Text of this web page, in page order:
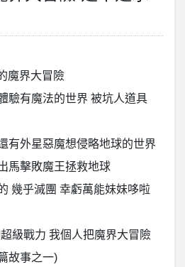
魔界大冒險
驗有魔法的世界 被坑人道具
有外星惡魔想侵略地球的世界
馬擊敗魔王拯救地球
幾乎滅團 幸虧萬能妹妹哆啦
級戰力 我個人把魔界大冒險
故事之一)